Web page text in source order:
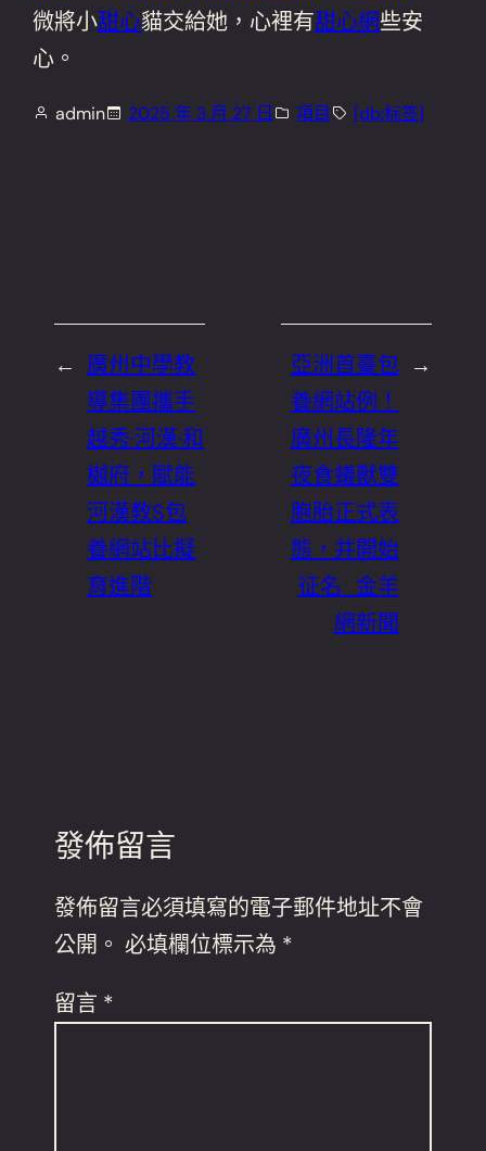
微將小甜心貓交給她，心裡有甜心網些安
心。
admin 2025 年 3 月 27 日 項目 [db:标签]
← 廣州中學教
導集團攜手
越秀·河漢·和
樾府，賦能
河漢教S包
養網站比擬
育進階
→
亞洲首臺包
養網站例！
廣州長隆年
夜食蟻獸雙
胞胎正式表
態，并開始
征名_金羊
網新聞
發佈留言
發佈留言必須填寫的電子郵件地址不會
公開。 必填欄位標示為 *
留言 *